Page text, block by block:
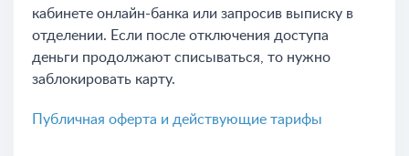
кабинете онлайн-банка или запросив выписку в
отделении. Если после отключения доступа
деньги продолжают списываться, то нужно
заблокировать карту.
Публичная оферта и действующие тарифы